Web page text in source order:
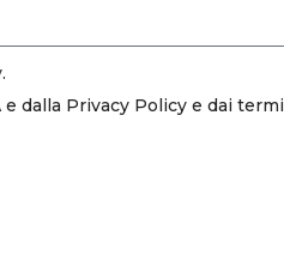
.
dalla Privacy Policy e dai